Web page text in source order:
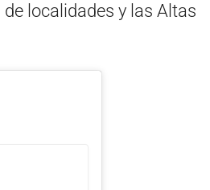
localidades y las Altas